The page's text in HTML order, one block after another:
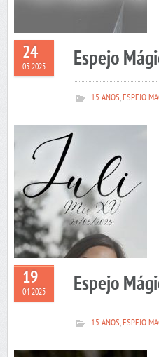
24
05 2025 Espejo
15 AÑOS,ESPEJO
19
04 2025 Espejo
15 AÑOS,ESPEJO